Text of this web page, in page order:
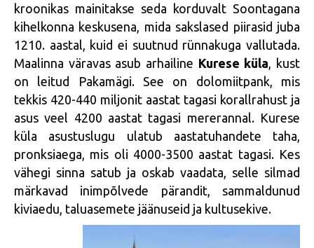
kroonikas mainitakse seda korduvalt Soontagana
kihelkonna keskusena, mida sakslased piirasid juba
1210. aastal, kuid ei suutnud rünnakuga vallutada.
Maalinna väravas asub arhailine Kurese küla , kust
on leitud Pakamägi. See on dolomiitpank, mis
tekkis 420-440 miljonit aastat tagasi korallrahust ja
asus veel 4200 aastat tagasi mererannal. Kurese
küla asustuslugu ulatub aastatuhandete taha,
pronksiaega, mis oli 4000-3500 aastat tagasi. Kes
vähegi sinna satub ja oskab vaadata, selle silmad
märkavad inimpõlvede pärandit, sammaldunud
kiviaedu, taluasemete jäänuseid ja kultusekive.